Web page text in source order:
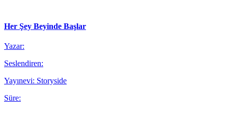
Her Şey Beyinde Başlar
Yazar:
Seslendiren:
Yayınevi: Storyside
Süre: